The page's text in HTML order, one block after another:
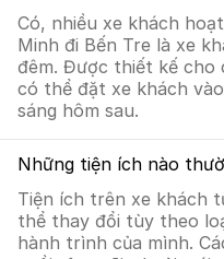
Có, nhiều xe khách
Minh đi Bến Tre là xe
đêm. Được thiết kế cho
có thể đặt xe khách
sáng hôm sau.
Những tiện ích nào
Tiện ích trên xe khách
thể thay đổi tùy theo
hành trình của mình.